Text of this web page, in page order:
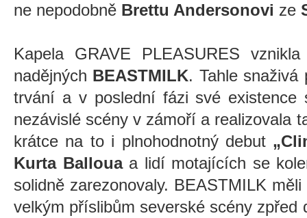
ne nepodobně Brettu Andersonovi ze
Kapela GRAVE PLEASURES
nadějných BEASTMILK. Tahle snaživá
trvání a v poslední fázi své existence
nezávislé scény v zámoří a realizovala
krátce na to i plnohodnotný debut
Kurta Ballouaa lidí motajících se
solidně zarezonovaly. BEASTMILK
velkým příslibům severské scény zpřed